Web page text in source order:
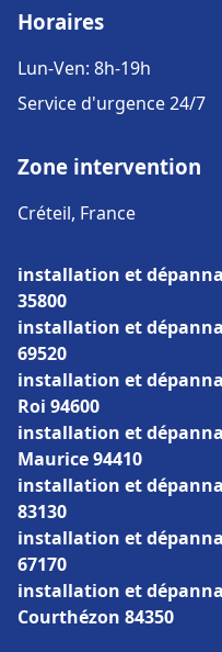
Horaires
Lun-Ven: 8h-19h
Service d'urgence 24/7
Zone intervention
Créteil, France
installation et
35800
installation et
69520
installation et
Roi 94600
installation et
Maurice 94410
installation et
83130
installation et
67170
installation et
Courthézon 84350